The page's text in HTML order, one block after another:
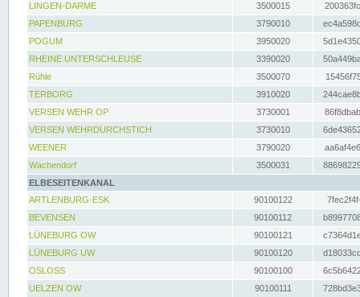
LINGEN-DARME
3500015
PAPENBURG
3790010
POGUM
3950020
RHEINE UNTERSCHLEUSE
3390020
Rühle
3500070
TERBORG
3910020
VERSEN WEHR OP
3730001
VERSEN WEHRDURCHSTICH
3730010
WEENER
3790020
Wachendorf
3500031
ELBESEITENKANAL
ARTLENBURG-ESK
90100122
BEVENSEN
90100112
LÜNEBURG OW
90100121
LÜNEBURG UW
90100120
OSLOSS
90100100
UELZEN OW
90100111